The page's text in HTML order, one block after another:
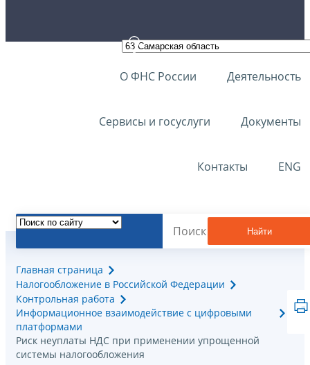
О ФНС России Деятельность
Сервисы и госуслуги Документы
Контакты ENG
Найти
Главная страница
Налогообложение в Российской Федерации
Контрольная работа
Информационное взаимодействие с цифровыми
платформами
Риск неуплаты НДС при применении упрощенной
системы налогообложения